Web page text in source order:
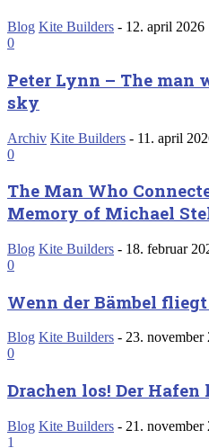
Blog Kite Builders - 12. april 2026
0
Peter Lynn – The man
sky
Archiv Kite Builders - 11. april
0
The Man Who
Memory of Michael
Blog Kite Builders - 18. februar
0
Wenn der Bämbel
Blog Kite Builders - 23. november
0
Drachen los! Der Hafen
Blog Kite Builders - 21. november
1